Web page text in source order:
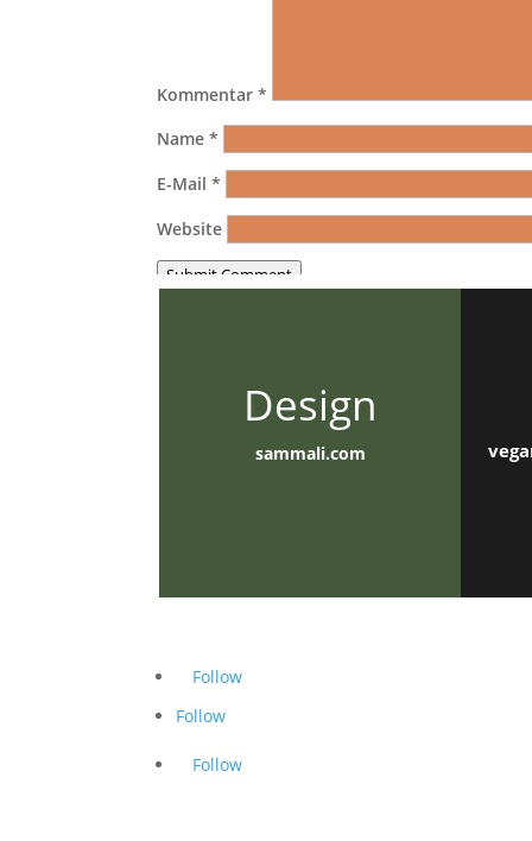
Kommentar *
Name *
E-Mail *
Website
Submit Comment
Design
sammali.com
Follow
Follow
Follow